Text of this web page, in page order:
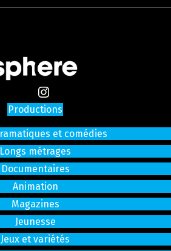
Productions
et comédies
Longs métrages
Documentaires
Animation
Magazines
Jeunesse
Jeux et variétés